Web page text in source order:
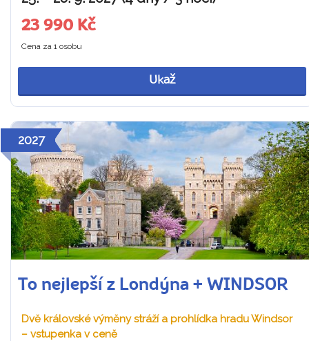
23 990 Kč
Cena za 1 osobu
Ukaž
2027
To nejlepší z Londýna + WINDSOR
Dvě královské výměny stráží a prohlídka hradu Windsor
– vstupenka v ceně